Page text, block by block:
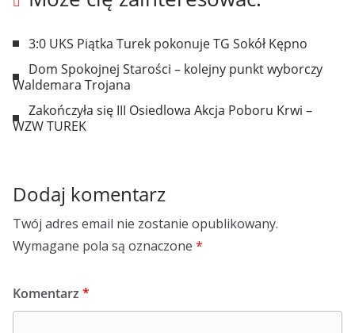
3:0 UKS Piątka Turek pokonuje TG Sokół Kępno
Dom Spokojnej Starości – kolejny punkt wyborczy
Waldemara Trojana
Zakończyła się III Osiedlowa Akcja Poboru Krwi –
WZW TUREK
Dodaj komentarz
Twój adres email nie zostanie opublikowany.
Wymagane pola są oznaczone *
Komentarz *